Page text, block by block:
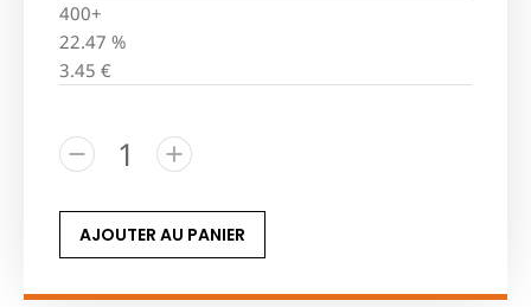
400+
22.47 %
3.45 €
AJOUTER AU PANIER